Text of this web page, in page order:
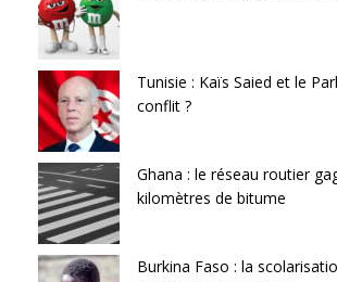
Tunisie : Kaïs Saied et le
conflit ?
Ghana : le réseau routier
kilomètres de bitume
Burkina Faso : la